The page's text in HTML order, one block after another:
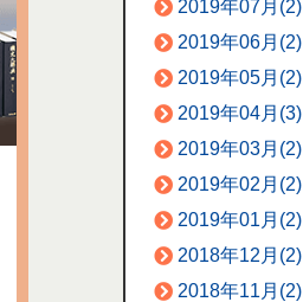
2019年07月(2)
2019年06月(2)
2019年05月(2)
2019年04月(3)
2019年03月(2)
2019年02月(2)
2019年01月(2)
2018年12月(2)
2018年11月(2)